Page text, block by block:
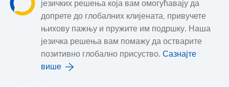
језичких решења која вам омогућавају да
допрете до глобалних клијената, привучете
њихову пажњу и пружите им подршку. Наша
језичка решења вам помажу да остварите
позитивно глобално присуство. Сазнајте
више